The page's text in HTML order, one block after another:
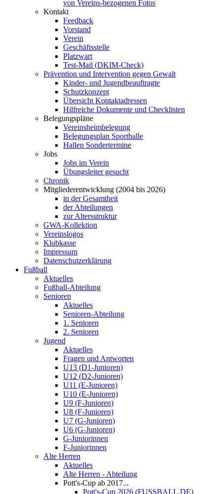
von Vereins-bezogenen Fotos
Kontakt
Feedback
Vorstand
Verein
Geschäftsstelle
Platzwart
Test-Mail (DKIM-Check)
Prävention und Intervention gegen Gewalt
Kinder- und Jugendbeauftragte
Schutzkonzept
Übersicht Kontaktadressen
Hilfreiche Dokumente und Checklisten
Belegungspläne
Vereinsheimbelegung
Belegungsplan Sporthalle
Hallen Sondertermine
Jobs
Jobs im Verein
Übungsleiter gesucht
Chronik
Mitgliederentwicklung (2004 bis 2026)
in der Gesamtheit
der Abteilungen
zur Altersstruktur
GWA-Kollektion
Vereinslogos
Klubkasse
Impressum
Datenschutzerklärung
Fußball
Aktuelles
Fußball-Abteilung
Senioren
Aktuelles
Senioren-Abteilung
1. Senioren
2. Senioren
Jugend
Aktuelles
Fragen und Antworten
U13 (D1-Junioren)
U12 (D2-Junioren)
U11 (E-Junioren)
U10 (E-Junioren)
U9 (F-Junioren)
U8 (F-Junioren)
U7 (G-Junioren)
U6 (G-Junioren)
G-Juniorinnen
F-Juniorinnen
Alte Herren
Aktuelles
Alte Herren - Abteilung
Pott's-Cup ab 2017...
Pott's-Cup 2026 (FUSSBALL.DE)